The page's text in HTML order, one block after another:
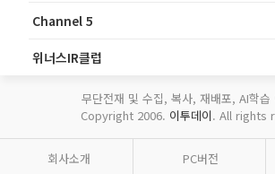
Channel 5
위너스IR클럽
무단전재 및 수집, 복사, 재배포, AI학습
Copyright 2006. 이투데이. All rights
회사소개 PC버전